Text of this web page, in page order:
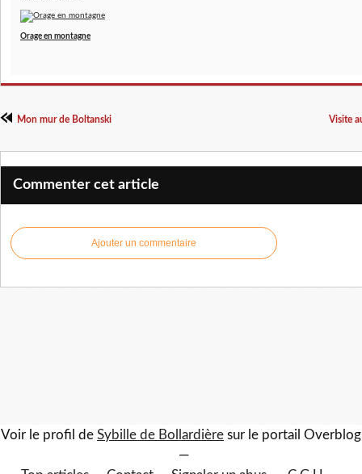
Orage en montagne
Mon mur de Boltanski Visite
Commenter cet article
Ajouter un commentaire
Voir le profil de Sybille de Bollardière sur le portail Overblog